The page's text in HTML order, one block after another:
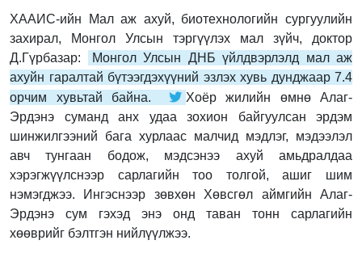
ХААИС-ийн Мал аж ахуй, биотехнологийн сургуулийн
захирал, Монгол Улсын тэргүүлэх мал зүйч, доктор
Д.Гүрбазар:
Монгол Улсын ДНБ үйлдвэрлэлд мал аж
ахуйн гаралтай бүтээгдэхүүний эзлэх хувь дунджаар 7.4
орчим хувьтай байна.
Хоёр жилийн өмнө Алаг-
Эрдэнэ суманд анх удаа зохион байгуулсан эрдэм
шинжилгээний бага хурлаас малчид мэдлэг, мэдээлэл
авч тунгаан бодож, мэдсэнээ ахуй амьдралдаа
хэрэгжүүлснээр сарлагийн тоо толгой, ашиг шим
нэмэгджээ. Ингэснээр зөвхөн Хөвсгөл аймгийн Алаг-
Эрдэнэ сум гэхэд энэ онд таван тонн сарлагийн
хөөврийг бэлтгэн нийлүүлжээ.